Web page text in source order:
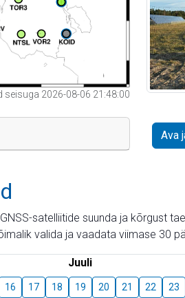
2026-08-06 21:48:00
Ava
satelliitide suunda ja kõrgust
valida ja vaadata viimase 30
Juuli
16 17 18 19 20 21 22 23